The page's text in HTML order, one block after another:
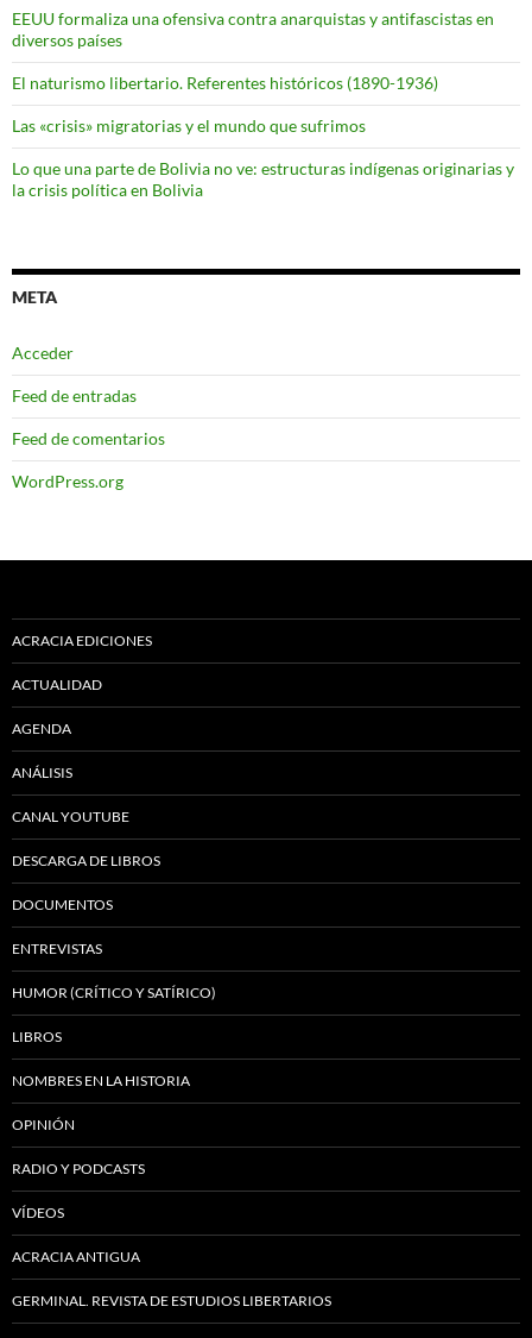
EEUU formaliza una ofensiva contra anarquistas y antifascistas en
diversos países
El naturismo libertario. Referentes históricos (1890-1936)
Las «crisis» migratorias y el mundo que sufrimos
Lo que una parte de Bolivia no ve: estructuras indígenas originarias y
la crisis política en Bolivia
META
Acceder
Feed de entradas
Feed de comentarios
WordPress.org
ACRACIA EDICIONES
ACTUALIDAD
AGENDA
ANÁLISIS
CANAL YOUTUBE
DESCARGA DE LIBROS
DOCUMENTOS
ENTREVISTAS
HUMOR (CRÍTICO Y SATÍRICO)
LIBROS
NOMBRES EN LA HISTORIA
OPINIÓN
RADIO Y PODCASTS
VÍDEOS
ACRACIA ANTIGUA
GERMINAL. REVISTA DE ESTUDIOS LIBERTARIOS